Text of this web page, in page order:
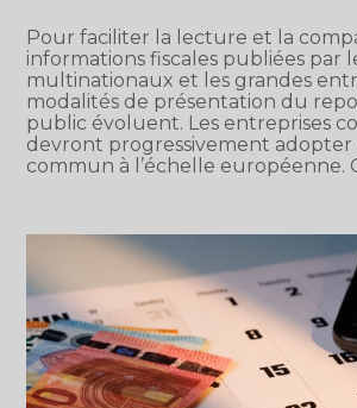
Pour faciliter la lecture et la
informations fiscales publiées par
multinationaux et les grandes
modalités de présentation du
public évoluent. Les entreprises
devront progressivement
commun à l’échelle européenne.